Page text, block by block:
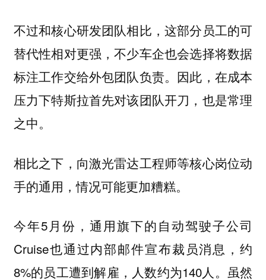
不过和核心研发团队相比，这部分员工的可
替代性相对更强，不少车企也会选择将数据
标注工作交给外包团队负责。因此，在成本
压力下特斯拉首先对该团队开刀，也是常理
之中。
相比之下，向激光雷达工程师等核心岗位动
手的通用，情况可能更加糟糕。
今年5月份，通用旗下的自动驾驶子公司
Cruise也通过内部邮件宣布裁员消息，约
8%的员工遭到解雇，人数约为140人。虽然